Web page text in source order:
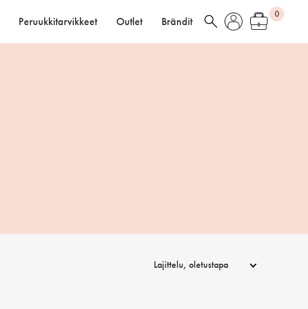
Peruukkitarvikkeet Outlet Brändit
0